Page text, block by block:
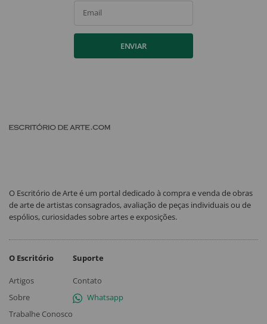
Email
ENVIAR
O Escritório de Arte é um portal dedicado à compra e venda de obras
de arte de artistas consagrados, avaliação de peças individuais ou de
espólios, curiosidades sobre artes e exposições.
O Escritório
Artigos
Sobre
Trabalhe Conosco
Suporte
Contato
Whatsapp